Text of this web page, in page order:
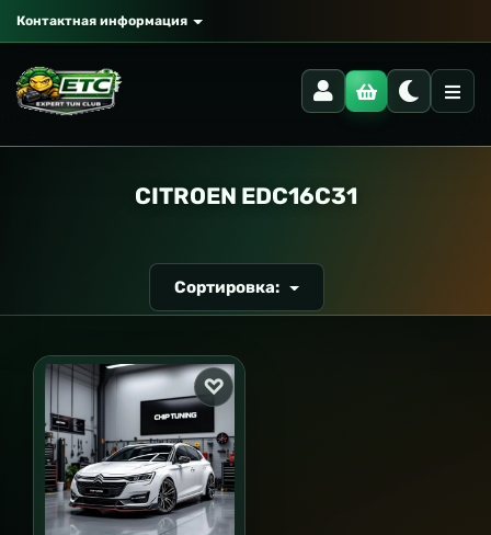
Контактная информация
CITROEN EDC16C31
Сортировка: